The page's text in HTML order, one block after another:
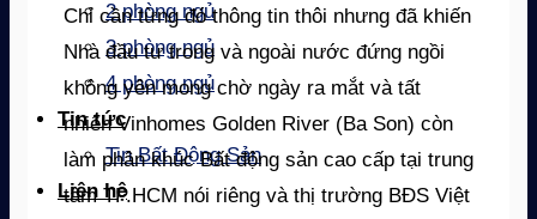
2 phòng ngủ
3 phòng ngủ
4 phòng ngủ
Tin tức
Tin Bất Động Sản
Liên hệ
Chỉ cần từng đó thông tin thôi nhưng đã khiến
Nhà đầu tư trong và ngoài nước đứng ngồi
không yên mong chờ ngày ra mắt và tất
nhiên Vinhomes Golden River (Ba Son) còn
làm phân khúc Bất động sản cao cấp tại trung
tâm TP.HCM nói riêng và thị trường BĐS Việt